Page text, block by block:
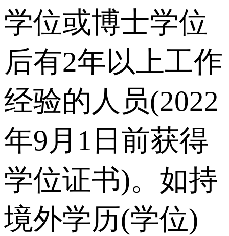
学位或博士学位
后有2年以上工作
经验的人员(2022
年9月1日前获得
学位证书)。如持
境外学历(学位)